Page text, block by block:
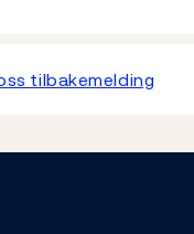
tilbakemelding